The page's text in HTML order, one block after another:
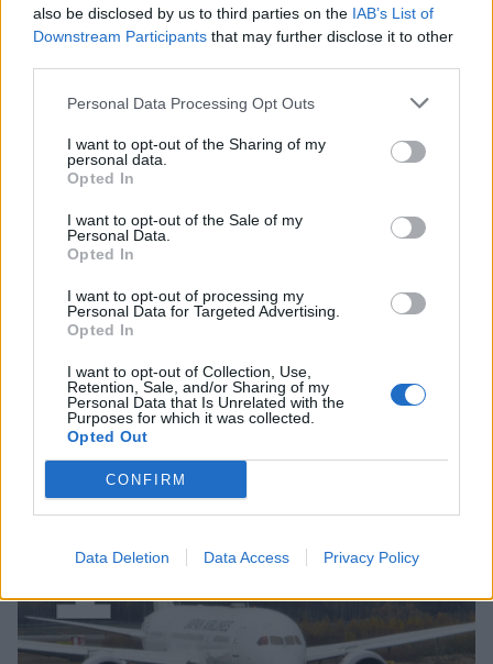
also be disclosed by us to third parties on the IAB’s List of
Downstream Participants that may further disclose it to other
Personal Data Processing Opt Outs
I want to opt-out of the Sharing of my
personal data.
Opted In
I want to opt-out of the Sale of my
Personal Data.
Opted In
I want to opt-out of processing my
Personal Data for Targeted Advertising.
Opted In
I want to opt-out of Collection, Use,
Retention, Sale, and/or Sharing of my
Personal Data that Is Unrelated with the
Purposes for which it was collected.
Opted Out
CONFIRM
Data Deletion Data Access Privacy Policy
Staran luetuimmat
1